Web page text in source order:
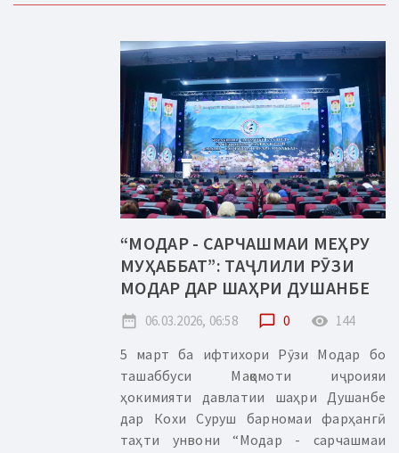
“МОДАР - САРЧАШМАИ МЕҲРУ
МУҲАББАТ”: ТАҶЛИЛИ РӮЗИ
МОДАР ДАР ШАҲРИ ДУШАНБЕ
date_range 06.03.2026, 06:58 chat_bubble_outline 0 remove_red_eye 144
5 март ба ифтихори Рӯзи Модар бо
ташаббуси Мақомоти иҷроияи
ҳокимияти давлатии шаҳри Душанбе
дар Кохи Суруш барномаи фарҳангӣ
таҳти унвони “Модар - сарчашмаи